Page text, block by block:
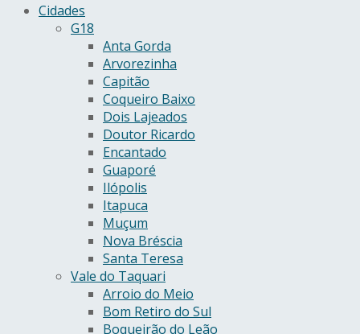
Cidades
G18
Anta Gorda
Arvorezinha
Capitão
Coqueiro Baixo
Dois Lajeados
Doutor Ricardo
Encantado
Guaporé
Ilópolis
Itapuca
Muçum
Nova Bréscia
Santa Teresa
Vale do Taquari
Arroio do Meio
Bom Retiro do Sul
Boqueirão do Leão